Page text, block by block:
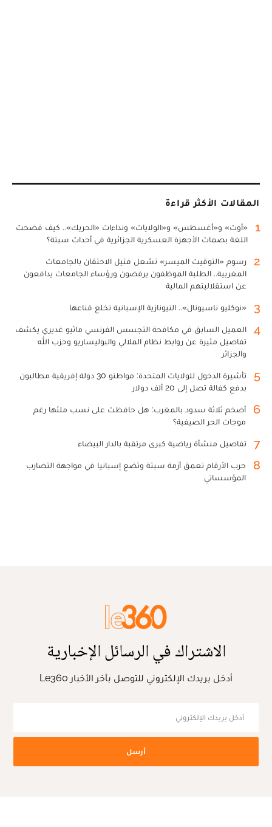
المقالات الأكثر قراءة
1
«أوت» و«أغسطس» و«الولايات» ونداءات «الحريك».. كيف فضحت
اللغة بصمات الأجهزة العسكرية الجزائرية في أحداث سبتة؟
2
رسوم «التوقيت الميسر» تشعل فتيل الاحتقان بالجامعات
المغربية.. الطلبة الموظفون يرفضون ورؤساء الجامعات يدافعون
عن استقلاليتهم المالية
3 «نوكليو ناسيونال».. النيونازية الإسبانية تخلع قناعها
4
العميل السابق في مكافحة التجسس الفرنسي ماثيو غديري يكشف
تفاصيل مثيرة عن روابط نظام الملالي والبوليساريو وحزب الله
والجزائر
5
تأشيرة الدخول للولايات المتحدة: مواطنو 30 دولة إفريقية مطالبون
بدفع كفالة تصل إلى 20 ألف دولار
6
أضخم ثلاثة سدود بالمغرب: هل حافظت على نسب ملئها رغم
موجات الحر الصيفية؟
7 تفاصيل منشأة رياضية كبرى مرتقبة بالدار البيضاء
8
حرب الأرقام تعمق أزمة سبتة وتضع إسبانيا في مواجهة التضارب
المؤسساتي
الاشتراك في الرسائل الإخبارية
أدخل بريدك الإلكتروني للتوصل بآخر الأخبار Le360
أرسل